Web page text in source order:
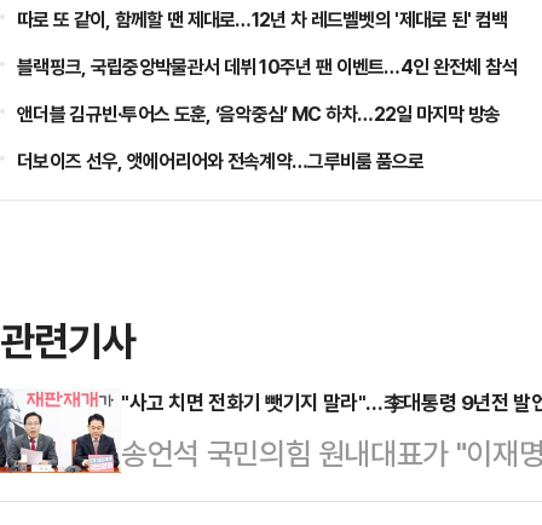
따로 또 같이, 함께할 땐 제대로…12년 차 레드벨벳의 '제대로 된' 컴백
블랙핑크, 국립중앙박물관서 데뷔 10주년 팬 이벤트…4인 완전체 참석
앤더블 김규빈·투어스 도훈, ‘음악중심’ MC 하차…22일 마지막 방송
더보이즈 선우, 앳에어리어와 전속계약…그루비룸 품으로
관련기사
"사고 치면 전화기 뺏기지 말라"…李대통령 9년전 발
송언석 국민의힘 원내대표가 "이재
직접 내란몰이 공포정치에 나선 것